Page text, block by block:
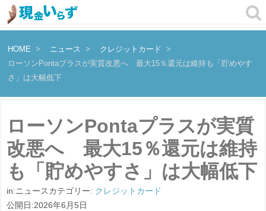
HOME ニュース
クレジットカード
ローソンPontaプラスが実質改悪へ 最大15％還元は維持も「貯めやす
さ」は大幅低下
ローソンPontaプラスが実質
改悪へ 最大15％還元は維持
も「貯めやすさ」は大幅低下
in:ニュースカテゴリー: クレジットカード
公開日:2026年6月5日